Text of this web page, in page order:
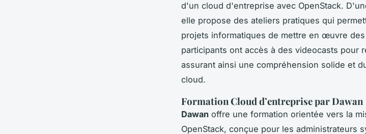
d'un cloud d'entreprise avec OpenStack.
elle propose des ateliers pratiques qui
projets informatiques de mettre en œuvre
participants ont accès à des videocasts pour
assurant ainsi une compréhension solide et
cloud.
Formation Cloud d’entreprise par Dawan
Dawan offre une formation orientée vers la
OpenStack, conçue pour les administrateurs